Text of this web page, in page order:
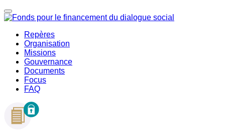
Repères
Organisation
Missions
Gouvernance
Documents
Focus
FAQ